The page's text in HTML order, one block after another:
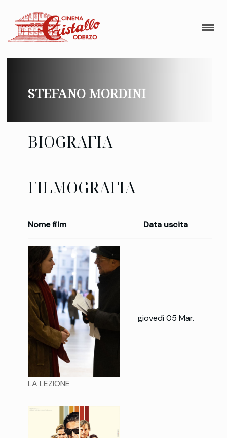
STEFANO MORDINI
BIOGRAFIA
FILMOGRAFIA
Nome film Data uscita
LA LEZIONE
giovedì 05 Mar.